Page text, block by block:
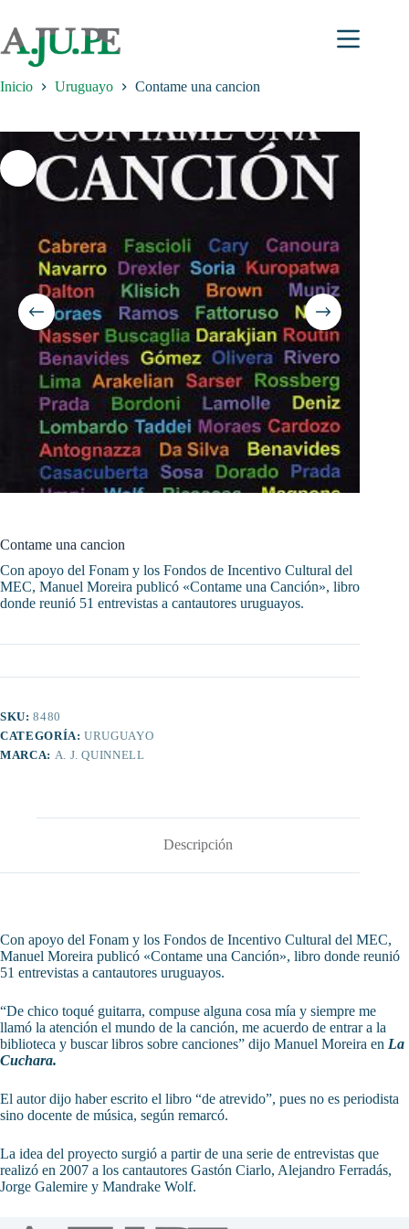
contenido
Inicio Uruguayo Contame una cancion
Contame una cancion
Con apoyo del Fonam y los Fondos de Incentivo Cultural del
MEC, Manuel Moreira publicó «Contame una Canción», libro
donde reunió 51 entrevistas a cantautores uruguayos.
SKU:8480
CATEGORÍA:URUGUAYO
MARCA: A. J. QUINNELL
Descripción
Con apoyo del Fonam y los Fondos de Incentivo Cultural del MEC,
Manuel Moreira publicó «Contame una Canción», libro donde reunió
51 entrevistas a cantautores uruguayos.
“De chico toqué guitarra, compuse alguna cosa mía y siempre me
llamó la atención el mundo de la canción, me acuerdo de entrar a la
biblioteca y buscar libros sobre canciones” dijo Manuel Moreira en La
Cuchara.
El autor dijo haber escrito el libro “de atrevido”, pues no es periodista
sino docente de música, según remarcó.
La idea del proyecto surgió a partir de una serie de entrevistas que
realizó en 2007 a los cantautores Gastón Ciarlo, Alejandro Ferradás,
Jorge Galemire y Mandrake Wolf.